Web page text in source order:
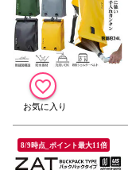
8/9時点_ポイント最大11倍